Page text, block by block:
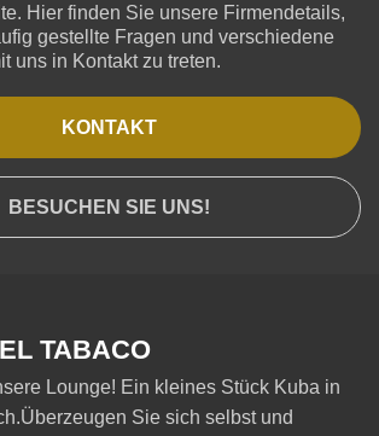
Hier finden Sie unsere Firmendetails,
gestellte Fragen und verschiedene
uns in Kontakt zu treten.
KONTAKT
BESUCHEN SIE UNS!
TABACO
Lounge! Ein kleines Stück Kuba in
Sie sich selbst und